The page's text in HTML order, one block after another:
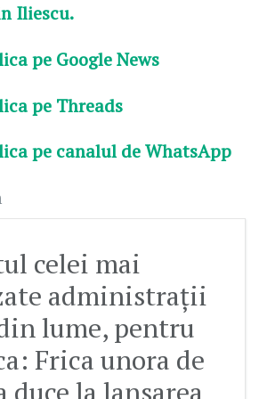
Iliescu.
pe Google News
pe Threads
pe canalul de WhatsApp
celei mai
administrații
lume, pentru
Frica unora de